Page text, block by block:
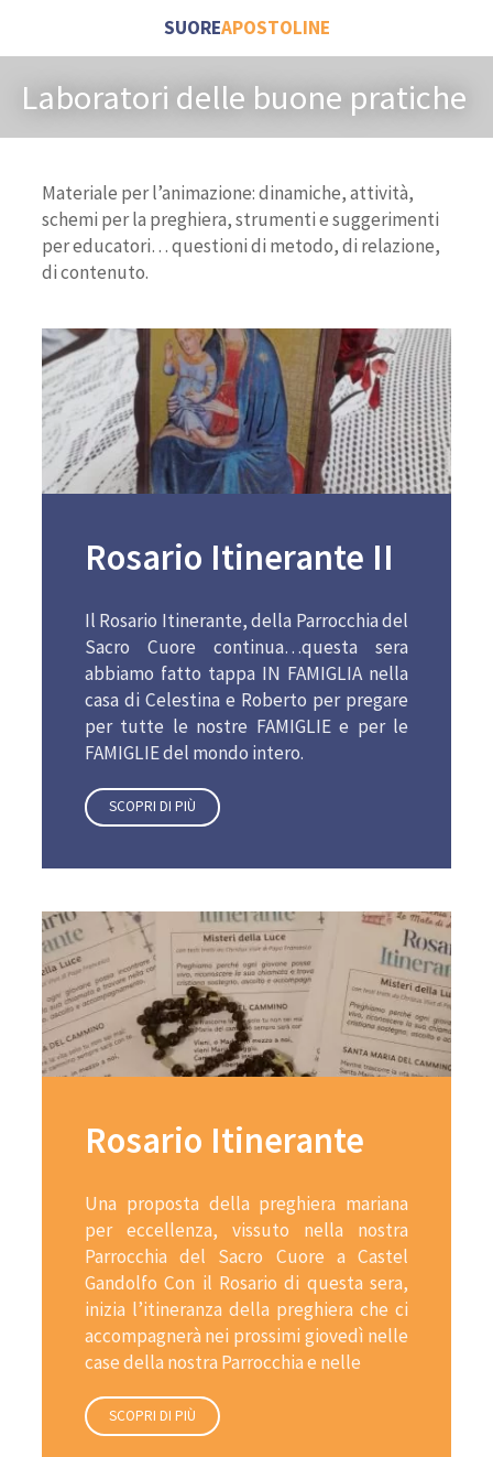
SUOREAPOSTOLINE
Laboratori delle buone pratiche
Materiale per l’animazione: dinamiche, attività,
schemi per la preghiera, strumenti e suggerimenti
per educatori… questioni di metodo, di relazione,
di contenuto.
Rosario Itinerante II
Il Rosario Itinerante, della Parrocchia del
Sacro Cuore continua…questa sera
abbiamo fatto tappa IN FAMIGLIA nella
casa di Celestina e Roberto per pregare
per tutte le nostre FAMIGLIE e per le
FAMIGLIE del mondo intero.
SCOPRI DI PIÙ
Rosario Itinerante
Una proposta della preghiera mariana
per eccellenza, vissuto nella nostra
Parrocchia del Sacro Cuore a Castel
Gandolfo Con il Rosario di questa sera,
inizia l’itineranza della preghiera che ci
accompagnerà nei prossimi giovedì nelle
case della nostra Parrocchia e nelle
SCOPRI DI PIÙ